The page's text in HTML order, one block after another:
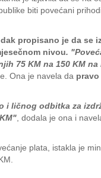
biti povećani
propisano je da se
nivou.
75 KM na 150 KM
Ona je navela da
ličnog odbitka za
, dodala je ona i
plata, istakla je